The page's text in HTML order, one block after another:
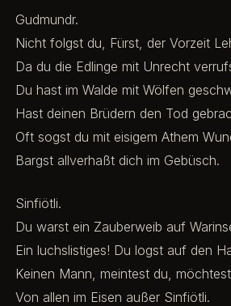
Gudmundr.
Nicht folgst du, Fürst, der Vorzeit
Da du die Edlinge mit Unrecht
Du hast im Walde mit Wölfen
Hast deinen Brüdern den Tod
Oft sogst du mit eisigem Athem
Bargst allverhaßt dich im Gebüsch.
Sinfiötli.
Du warst ein Zauberweib auf
Ein luchslistiges! Du logst auf den
Keinen Mann, meintest du,
Von allen im Eisen außer Sinfiötli.